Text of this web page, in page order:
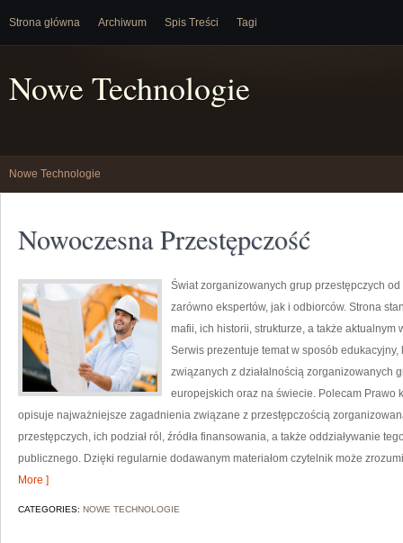
Strona główna Archiwum Spis Treści Tagi
Nowe Technologie
Nowe Technologie
Nowoczesna Przestępczość
Świat zorganizowanych grup przestępczych
zarówno ekspertów, jak i odbiorców. Strona
mafii, ich historii, strukturze, a także
Serwis prezentuje temat w sposób
związanych z działalnością zorganizowanych
europejskich oraz na świecie. Polecam Prawo
opisuje najważniejsze zagadnienia związane z przestępczością
przestępczych, ich podział ról, źródła finansowania, a także oddziaływanie
publicznego. Dzięki regularnie dodawanym materiałom czytelnik może
More ]
CATEGORIES: NOWE TECHNOLOGIE